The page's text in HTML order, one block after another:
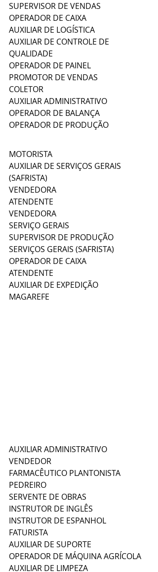
SUPERVISOR DE VENDAS
OPERADOR DE CAIXA
AUXILIAR DE LOGÍSTICA
AUXILIAR DE CONTROLE DE
QUALIDADE
OPERADOR DE PAINEL
PROMOTOR DE VENDAS
COLETOR
AUXILIAR ADMINISTRATIVO
OPERADOR DE BALANÇA
OPERADOR DE PRODUÇÃO
MOTORISTA
AUXILIAR DE SERVIÇOS GERAIS
(SAFRISTA)
VENDEDORA
ATENDENTE
VENDEDORA
SERVIÇO GERAIS
SUPERVISOR DE PRODUÇÃO
SERVIÇOS GERAIS (SAFRISTA)
OPERADOR DE CAIXA
ATENDENTE
AUXILIAR DE EXPEDIÇÃO
MAGAREFE
AUXILIAR ADMINISTRATIVO
VENDEDOR
FARMACÊUTICO PLANTONISTA
PEDREIRO
SERVENTE DE OBRAS
INSTRUTOR DE INGLÊS
INSTRUTOR DE ESPANHOL
FATURISTA
AUXILIAR DE SUPORTE
OPERADOR DE MÁQUINA AGRÍCOLA
AUXILIAR DE LIMPEZA